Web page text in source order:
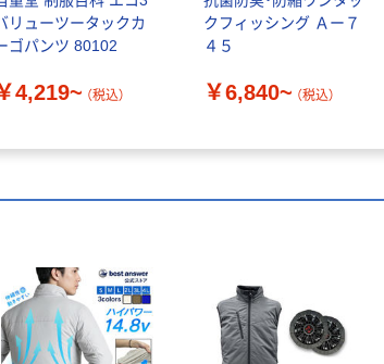
リューツータックカ
ゴパンツ 80102
4,219~ （税込）
クフィッシング Ａー７
４５
￥6,840~ （税込）